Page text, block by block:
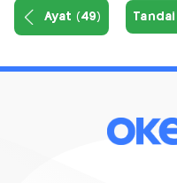
Ayat (49)